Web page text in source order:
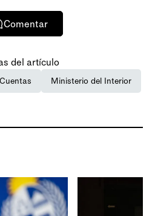
Comentar
del artículo
Ministerio del Interior